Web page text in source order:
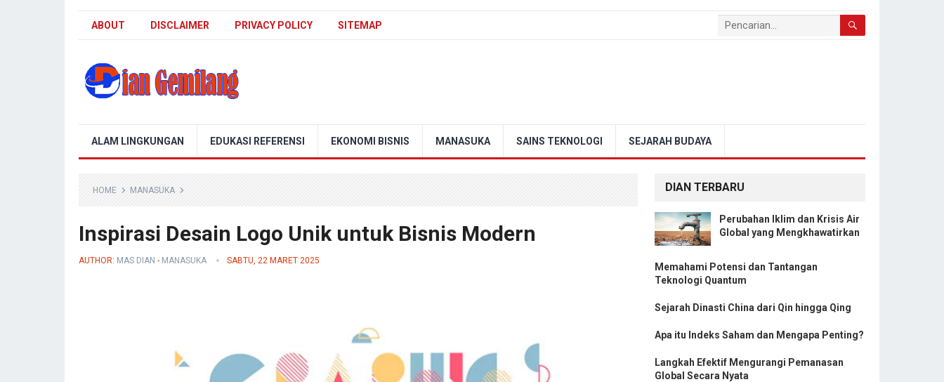
ABOUT DISCLAIMER PRIVACY POLICY SITEMAP
ALAM LINGKUNGAN EDUKASI REFERENSI EKONOMI BISNIS MANASUKA SAINS TEKNOLOGI SEJARAH BUDAYA
HOME MANASUKA
Inspirasi Desain Logo Unik untuk Bisnis Modern
AUTHOR: MAS DIAN - MANASUKA SABTU, 22 MARET 2025
DIAN TERBARU
Perubahan Iklim dan Krisis Air
Global yang Mengkhawatirkan
Memahami Potensi dan Tantangan
Teknologi Quantum
Sejarah Dinasti China dari Qin hingga Qing
Apa itu Indeks Saham dan Mengapa Penting?
Langkah Efektif Mengurangi Pemanasan
Global Secara Nyata